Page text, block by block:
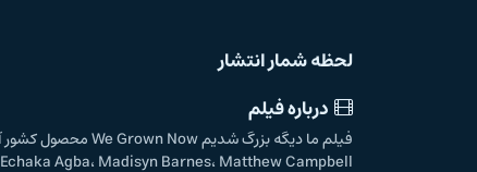
لحظه شمار انتشار
درباره فیلم
Echaka Agba، Madisyn Barnes، Matthew Campbell و... به ایفای نقش پرداخته اند.